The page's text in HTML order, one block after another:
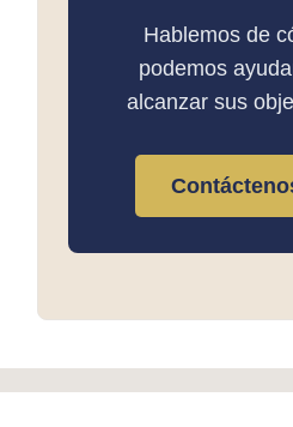
Hablemos de
podemos
alcanzar sus